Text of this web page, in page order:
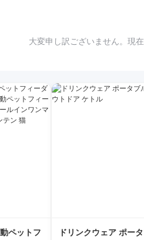
大変申し訳ございません。現
ペットフ
ドリンクウェア ポー